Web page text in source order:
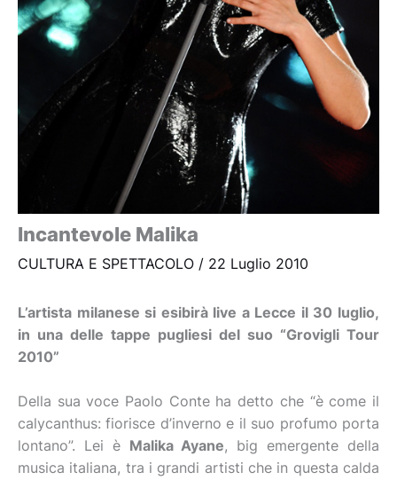
Incantevole Malika
CULTURA E SPETTACOLO / 22 Luglio 2010
L’artista milanese si esibirà live a Lecce il 30 luglio,
in una delle tappe pugliesi del suo “Grovigli Tour
2010”
Della sua voce Paolo Conte ha detto che “è come il
calycanthus: fiorisce d’inverno e il suo profumo porta
lontano”. Lei è Malika Ayane, big emergente della
musica italiana, tra i grandi artisti che in questa calda